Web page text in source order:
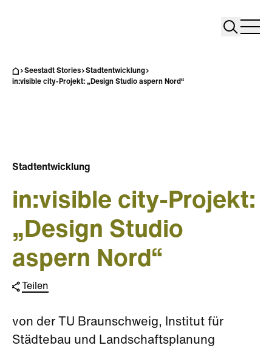
Search
Seestadt Stories
Stadtentwicklung
in:visible city-Projekt: „Design Studio aspern Nord“
Stadtentwicklung
in:visible city-Projekt:
„Design Studio
aspern Nord“
Teilen
von der TU Braunschweig, Institut für
Städtebau und Landschaftsplanung